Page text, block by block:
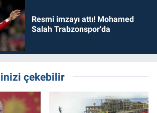
Resmi imzayı attı! Mohamed
Salah Trabzonspor'da
çekebilir